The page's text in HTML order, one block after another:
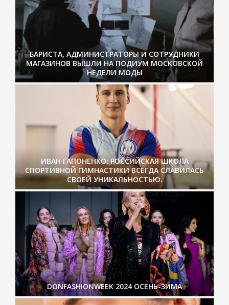
БАРИСТА, АДМИНИСТРАТОРЫ И СОТРУДНИКИ
МАГАЗИНОВ ВЫШЛИ НА ПОДИУМ МОСКОВСКОЙ
НЕДЕЛИ МОДЫ
ИВАН ГАПОНЕНКО: РОССИЙСКАЯ ШКОЛА
СПОРТИВНОЙ ГИМНАСТИКИ ВСЕГДА СЛАВИЛАСЬ
СВОЕЙ УНИКАЛЬНОСТЬЮ.
DONFASHIONWEEK 2024 ОСЕНЬ-ЗИМА